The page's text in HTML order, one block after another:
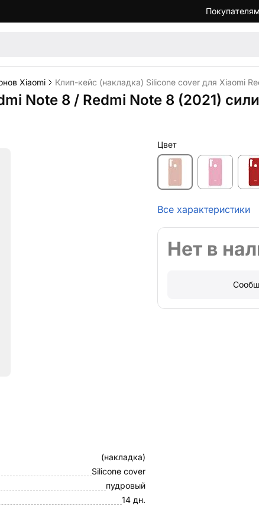
Покупателям
Xiaomi Клип-кейс (накладка) Silicone cover для Xiaomi
Note 8 / Redmi Note 8 (2021)
(накладка)
Silicone cover
пудровый
14 дн.
Цвет
Все характеристики
Нет в